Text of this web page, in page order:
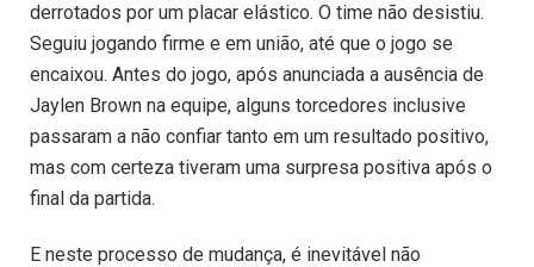
derrotados por um placar elástico. O time não desistiu.
Seguiu jogando firme e em união, até que o jogo se
encaixou. Antes do jogo, após anunciada a ausência de
Jaylen Brown na equipe, alguns torcedores inclusive
passaram a não confiar tanto em um resultado positivo,
mas com certeza tiveram uma surpresa positiva após o
final da partida.
E neste processo de mudança, é inevitável não